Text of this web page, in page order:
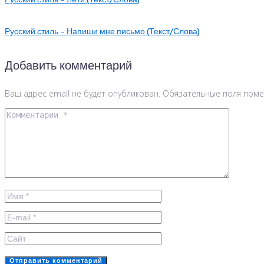
Русский стиль – Напиши мне письмо (Текст/Слова)
Добавить комментарий
Ваш адрес email не будет опубликован. Обязательные поля